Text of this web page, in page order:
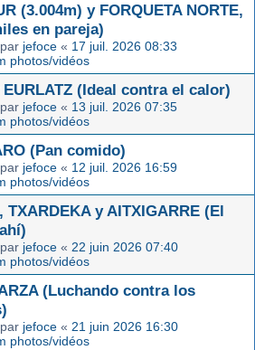
(3.004m) y FORQUETA NORTE,
en pareja)
jefoce « 17 juil. 2026 08:33
photos/vidéos
EURLATZ (Ideal contra el calor)
jefoce « 13 juil. 2026 07:35
photos/vidéos
(Pan comido)
jefoce « 12 juil. 2026 16:59
photos/vidéos
TXARDEKA y AITXIGARRE (El
jefoce « 22 juin 2026 07:40
photos/vidéos
(Luchando contra los
jefoce « 21 juin 2026 16:30
photos/vidéos